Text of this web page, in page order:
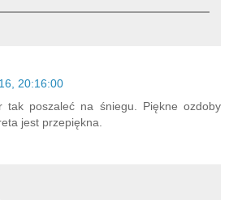
20:16:00
tak poszaleć na śniegu. Piękne ozdoby
jest przepiękna.